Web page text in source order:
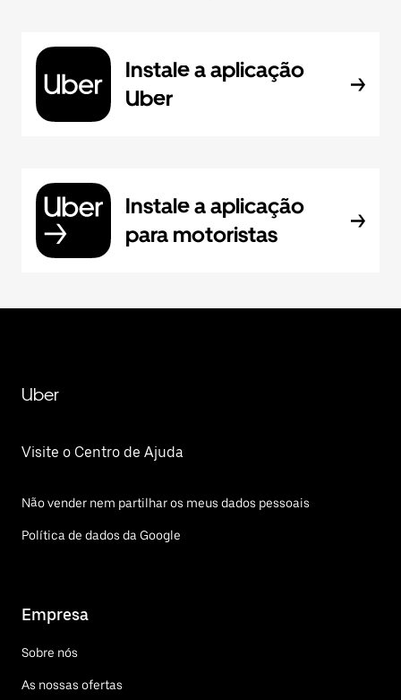
Instale a aplicação
Uber
Instale a aplicação
para motoristas
Uber
Visite o Centro de Ajuda
Não vender nem partilhar os meus dados pessoais
Política de dados da Google
Empresa
Sobre nós
As nossas ofertas